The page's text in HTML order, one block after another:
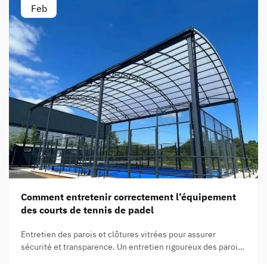
Feb
Comment entretenir correctement l’équipement
des courts de tennis de padel
Entretien des parois et clôtures vitrées pour assurer
sécurité et transparence. Un entretien rigoureux des parois